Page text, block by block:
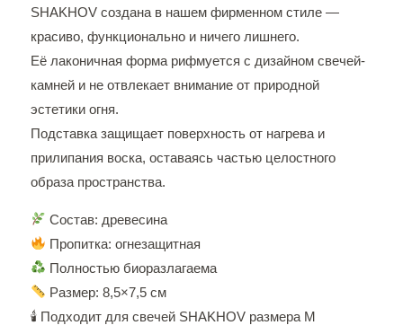
SHAKHOV создана в нашем фирменном стиле —
красиво, функционально и ничего лишнего.
Её лаконичная форма рифмуется с дизайном свечей-
камней и не отвлекает внимание от природной
эстетики огня.
Подставка защищает поверхность от нагрева и
прилипания воска, оставаясь частью целостного
образа пространства.
Состав: древесина
Пропитка: огнезащитная
Полностью биоразлагаема
Размер: 8,5×7,5 см
🕯 Подходит для свечей SHAKHOV размера М